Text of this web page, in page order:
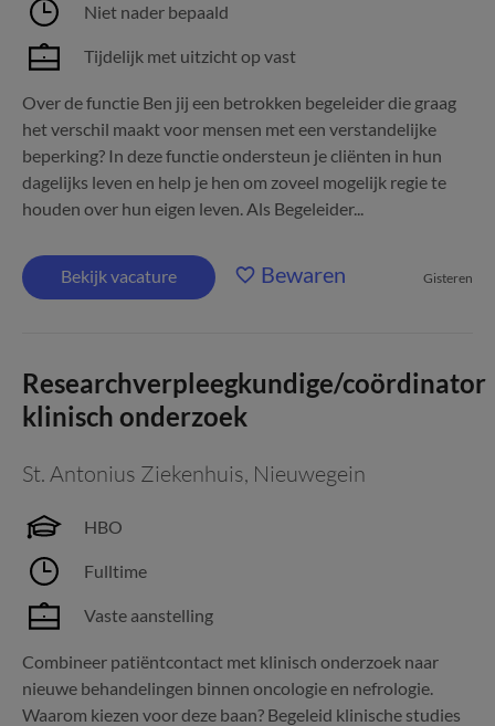
Niet nader bepaald
Tijdelijk met uitzicht op vast
Over de functie Ben jij een betrokken begeleider die graag
het verschil maakt voor mensen met een verstandelijke
beperking? In deze functie ondersteun je cliënten in hun
dagelijks leven en help je hen om zoveel mogelijk regie te
houden over hun eigen leven. Als Begeleider...
Bekijk vacature Bewaren Gisteren
Researchverpleegkundige/coördinator
klinisch onderzoek
St. Antonius Ziekenhuis, Nieuwegein
HBO
Fulltime
Vaste aanstelling
Combineer patiëntcontact met klinisch onderzoek naar
nieuwe behandelingen binnen oncologie en nefrologie.
Waarom kiezen voor deze baan? Begeleid klinische studies